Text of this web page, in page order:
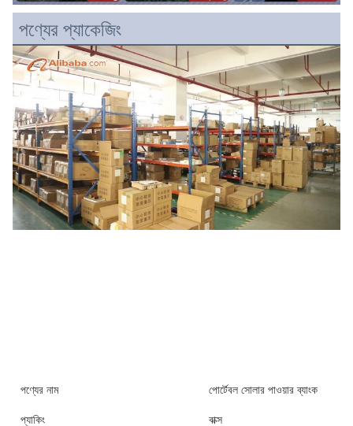
পণ্যের প্যাকেজিং
পণ্যের নাম পোর্টেবল সোলার পাওয়ার ব্যাংক
প্যাকিং বাক্স